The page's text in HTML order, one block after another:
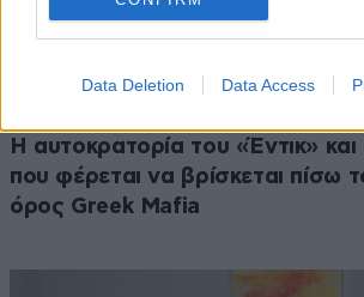
Data Deletion Data Access
Η αυτοκρατορία του «Έντικ»
που φέρεται να βρίσκεται πίσω
όρος Greek Mafia